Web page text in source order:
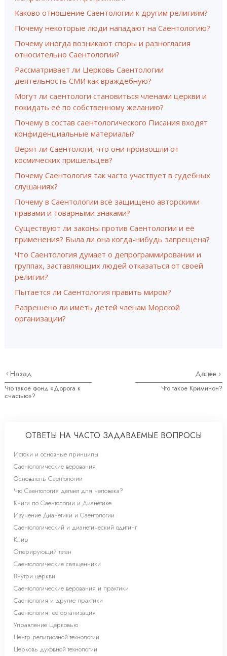
Каково отношение Саентологии к другим религиям?
Почему некоторые люди нападают на Саентологию?
Почему иногда возникают споры и разногласия
относительно Саентологии?
Рассматривает ли Церковь Саентологии
деятельность СМИ как враждебную?
Могут ли саентологи становиться членами церкви и
покидать её по собственному желанию?
Почему в состав саентологического Писания входят
конфиденциальные материалы?
Верят ли Саентологи, что они произошли от
космических пришельцев?
Почему Саентология так часто участвует в судебных
слушаниях?
Почему в Саентологии всё защищено авторскими
правами и товарными знаками?
Существуют ли законы против Саентологии и её
применения? Была ли она когда-нибудь запрещена?
Что Саентология думает о депрограммировании и
группах, заставляющих людей отказаться от своей
религии?
Пытается ли Саентология править миром?
Разрешено ли иметь детей членам Морской
организации?
Назад
Что такое фонд «Дорога к
счастью»?
Далее
Что такое Криминон?
ОТВЕТЫ НА ЧАСТО ЗАДАВАЕМЫЕ ВОПРОСЫ
Истоки и основные принципы
Саентологические верования
Основатель Саентологии
Что Саентология делает для человека?
Книги по Саентологии и Дианетике
Изучение Дианетики и Саентологии
Саентологический и дианетический одитинг
Клир
Оперирующий тэтан
Саентологические священники
Внутри церкви
Саентологические верования и практики
Саентология и другие практики
Саентология: её организация
Управление Церковью
Центр религиозной технологии
Церковь духовной технологии